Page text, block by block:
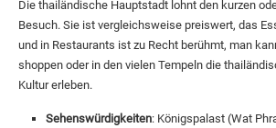
Die thailändische Hauptstadt lohnt den kurzen
Besuch. Sie ist vergleichsweise preiswert, das
und in Restaurants ist zu Recht berühmt, man
shoppen oder in den vielen Tempeln die
Kultur erleben.
Sehenswürdigkeiten: Königspalast (Wat